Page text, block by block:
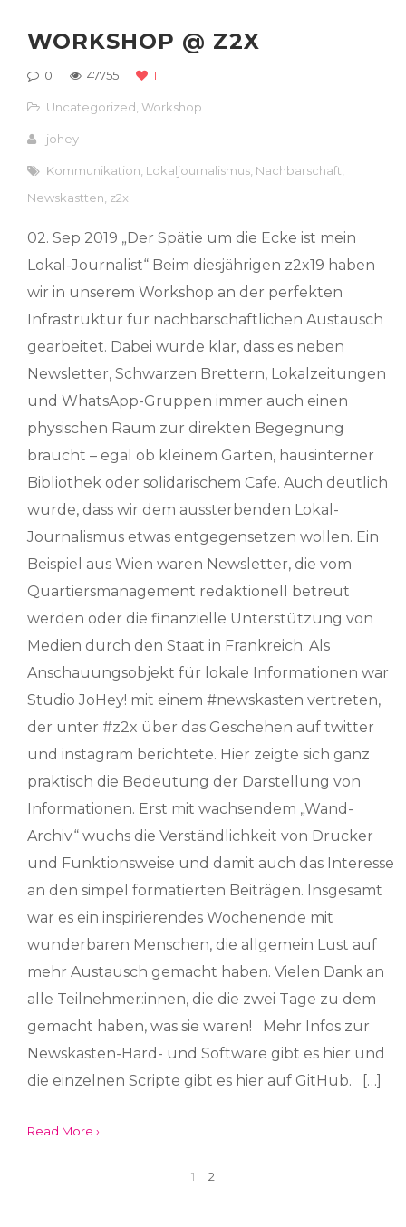
WORKSHOP @ Z2X
0 47755 1
Uncategorized,Workshop
johey
Kommunikation, Lokaljournalismus, Nachbarschaft,
Newskastten, z2x
02. Sep 2019 „Der Spätie um die Ecke ist mein
Lokal-Journalist“ Beim diesjährigen z2x19 haben
wir in unserem Workshop an der perfekten
Infrastruktur für nachbarschaftlichen Austausch
gearbeitet. Dabei wurde klar, dass es neben
Newsletter, Schwarzen Brettern, Lokalzeitungen
und WhatsApp-Gruppen immer auch einen
physischen Raum zur direkten Begegnung
braucht – egal ob kleinem Garten, hausinterner
Bibliothek oder solidarischem Cafe. Auch deutlich
wurde, dass wir dem aussterbenden Lokal-
Journalismus etwas entgegensetzen wollen. Ein
Beispiel aus Wien waren Newsletter, die vom
Quartiersmanagement redaktionell betreut
werden oder die finanzielle Unterstützung von
Medien durch den Staat in Frankreich. Als
Anschauungsobjekt für lokale Informationen war
Studio JoHey! mit einem #newskasten vertreten,
der unter #z2x über das Geschehen auf twitter
und instagram berichtete. Hier zeigte sich ganz
praktisch die Bedeutung der Darstellung von
Informationen. Erst mit wachsendem „Wand-
Archiv“ wuchs die Verständlichkeit von Drucker
und Funktionsweise und damit auch das Interesse
an den simpel formatierten Beiträgen. Insgesamt
war es ein inspirierendes Wochenende mit
wunderbaren Menschen, die allgemein Lust auf
mehr Austausch gemacht haben. Vielen Dank an
alle Teilnehmer:innen, die die zwei Tage zu dem
gemacht haben, was sie waren! Mehr Infos zur
Newskasten-Hard- und Software gibt es hier und
die einzelnen Scripte gibt es hier auf GitHub. […]
Read More ›
1 2